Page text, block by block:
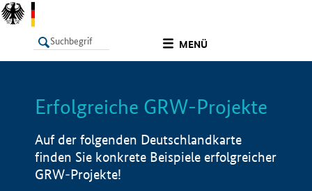
MENÜ
LISTE Info
Erfolgreiche GRW-Projekte
Auf der folgenden Deutschlandkarte
finden Sie konkrete Beispiele erfolgreicher
GRW-Projekte!